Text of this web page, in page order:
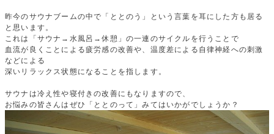
昨今のサウナブームの中で「ととのう」という言葉を耳にした方も居る
と思います。
これは「サウナ→水風呂→休憩」の一連のサイクルを行うことで
血流が良くことによる疲労感の改善や、温度差による自律神経への刺激
などによる
深いリラックス状態になることを指します。
サウナは冷え性や寝付きの改善にもなりますので、
お悩みの皆さんはぜひ「ととのって」みてはいかがでしょうか？